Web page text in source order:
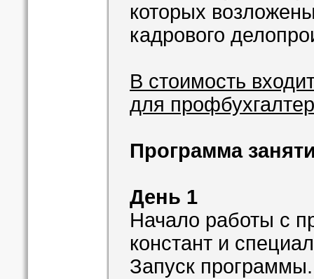
которых
кадрового
В стоимость
для
Программа
День 1
Начало работы с
констант и
Запуск